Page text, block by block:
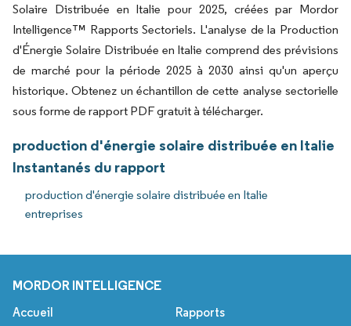
Solaire Distribuée en Italie pour 2025, créées par Mordor
Intelligence™ Rapports Sectoriels. L'analyse de la Production
d'Énergie Solaire Distribuée en Italie comprend des prévisions
de marché pour la période 2025 à 2030 ainsi qu'un aperçu
historique. Obtenez un échantillon de cette analyse sectorielle
sous forme de rapport PDF gratuit à télécharger.
production d'énergie solaire distribuée en Italie
Instantanés du rapport
production d'énergie solaire distribuée en Italie
entreprises
MORDOR INTELLIGENCE
Accueil Rapports